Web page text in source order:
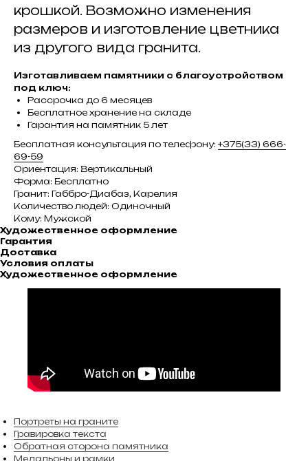
крошкой. Возможно изменения
размеров и изготовление цветника
из другого вида гранита.
Изготавливаем памятники с благоустройством
под ключ:
Рассрочка до 6 месяцев
Бесплатное хранение на складе
Гарантия на памятник 5 лет
Бесплатная консультация по телефону: +375(33) 666-
69-59
Ориентация: Вертикальный
Форма: Бесплатно
Гранит: Габбро-Диабаз, Карелия
Количество людей: Одиночный
Кому: Мужской
Художественное оформление
Гарантия
Доставка
Условия оплаты
Художественное оформление
Портреты на граните
Гравировка текста
Обратная сторона памятника
Медальоны и рамки